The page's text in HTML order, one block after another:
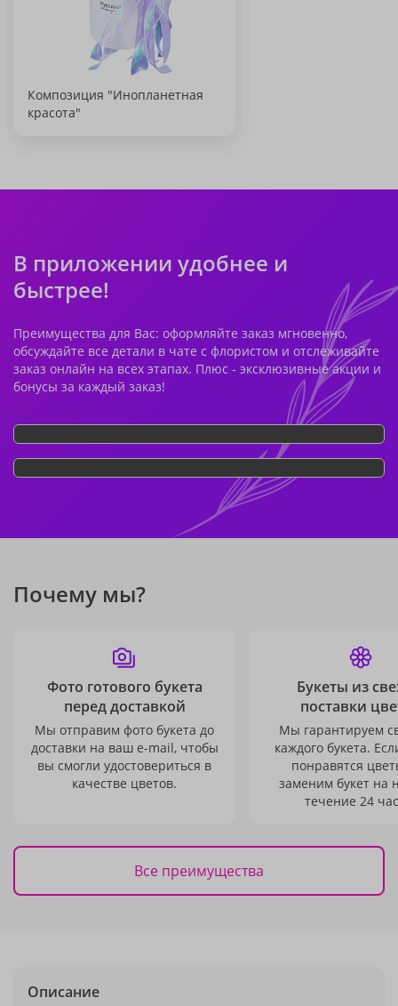
Композиция "Инопланетная
красота"
В приложении удобнее и
быстрее!
Преимущества для Вас: оформляйте заказ мгновенно,
обсуждайте все детали в чате с флористом и отслеживайте
заказ онлайн на всех этапах. Плюс - эксклюзивные акции и
бонусы за каждый заказ!
Почему мы?
Фото готового букета
перед доставкой
Мы отправим фото букета до
доставки на ваш e-mail, чтобы
вы смогли удостовериться в
качестве цветов.
Букеты из
поставки
Мы гарантируем
каждого букета.
понравятся
заменим букет на
течение 24
Все преимущества
Описание